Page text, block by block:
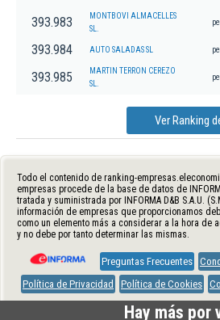
393.983
MONTBOVI ALMACELLES
SL.
393.984 AUTO SALADAS SL
393.985
MARTIN TERRON CEREZO
SL.
Ver Ranking
Todo el contenido de ranking-
empresas procede de la base de datos de
tratada y suministrada por INFORMA D&B S.A.U.
información de empresas que proporcionamos
como un elemento más a considerar a la hora de
y no debe por tanto determinar las mismas.
Preguntas Frecuentes
Política de Privacidad
Política de Cookies
Hay más por